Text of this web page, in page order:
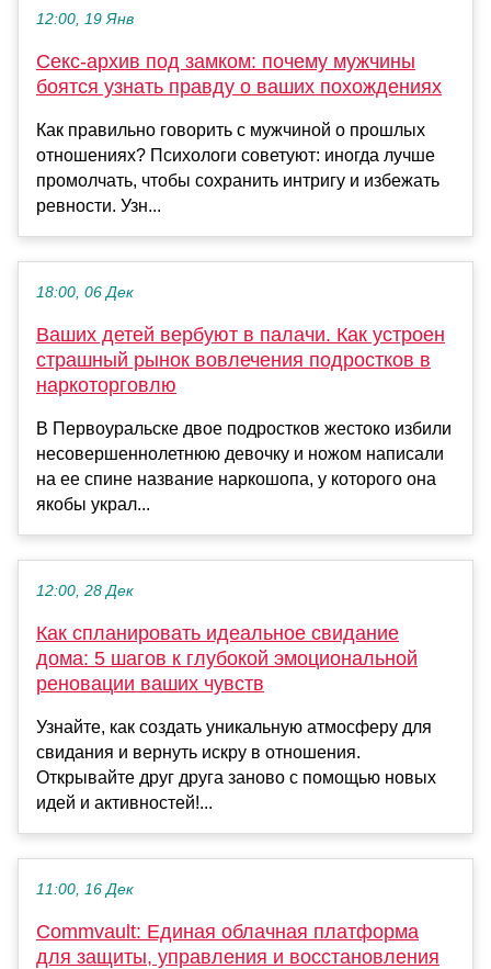
12:00, 19 Янв
Секс-архив под замком: почему мужчины
боятся узнать правду о ваших похождениях
Как правильно говорить с мужчиной о прошлых
отношениях? Психологи советуют: иногда лучше
промолчать, чтобы сохранить интригу и избежать
ревности. Узн...
18:00, 06 Дек
Ваших детей вербуют в палачи. Как устроен
страшный рынок вовлечения подростков в
наркоторговлю
В Первоуральске двое подростков жестоко избили
несовершеннолетнюю девочку и ножом написали
на ее спине название наркошопа, у которого она
якобы украл...
12:00, 28 Дек
Как спланировать идеальное свидание
дома: 5 шагов к глубокой эмоциональной
реновации ваших чувств
Узнайте, как создать уникальную атмосферу для
свидания и вернуть искру в отношения.
Открывайте друг друга заново с помощью новых
идей и активностей!...
11:00, 16 Дек
Commvault: Единая облачная платформа
для защиты, управления и восстановления